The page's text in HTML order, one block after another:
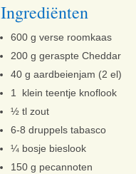
Ingrediënten
600 g verse roomkaas
200 g geraspte Cheddar
40 g aardbeienjam (2 el)
1 klein teentje knoflook
½ tl zout
6-8 druppels tabasco
¼ bosje bieslook
150 g pecannoten